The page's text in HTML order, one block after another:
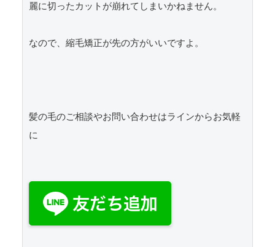
麗に切ったカットが崩れてしまいかねません。
なので、縮毛矯正が先の方がいいですよ。
髪の毛のご相談やお問い合わせはラインからお気軽
に